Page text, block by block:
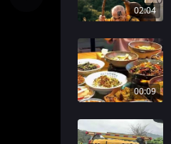
02:04
00:09